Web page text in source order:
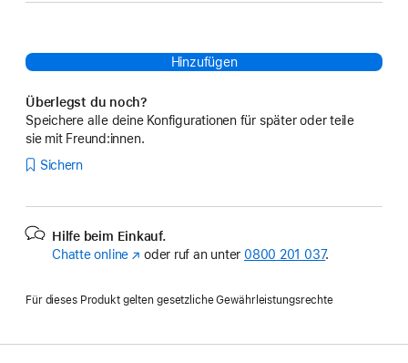
Hinzufügen
Überlegst du noch?
Speichere alle deine Konfigurationen für später oder teile
sie mit Freund:innen.
Sichern
Hilfe beim Einkauf.
Chatte online (Öffnet
Fenster)
oder ruf an unter 0800 201 037.
Für dieses Produkt gelten gesetzliche Gewährleistungsrechte